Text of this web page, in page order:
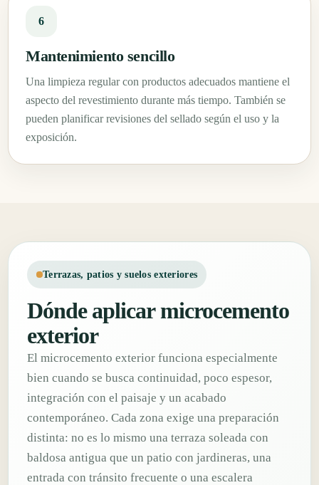
6
Mantenimiento sencillo
Una limpieza regular con productos adecuados mantiene el
aspecto del revestimiento durante más tiempo. También se
pueden planificar revisiones del sellado según el uso y la
exposición.
Terrazas, patios y suelos exteriores
Dónde aplicar microcemento
exterior
El microcemento exterior funciona especialmente
bien cuando se busca continuidad, poco espesor,
integración con el paisaje y un acabado
contemporáneo. Cada zona exige una preparación
distinta: no es lo mismo una terraza soleada con
baldosa antigua que un patio con jardineras, una
entrada con tránsito frecuente o una escalera